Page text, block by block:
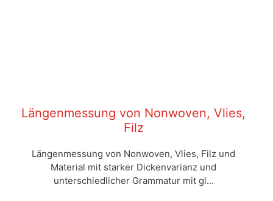
Längenmessung von Nonwoven, Vlies,
Filz
Längenmessung von Nonwoven, Vlies, Filz und
Material mit starker Dickenvarianz und
unterschiedlicher Grammatur mit gl...